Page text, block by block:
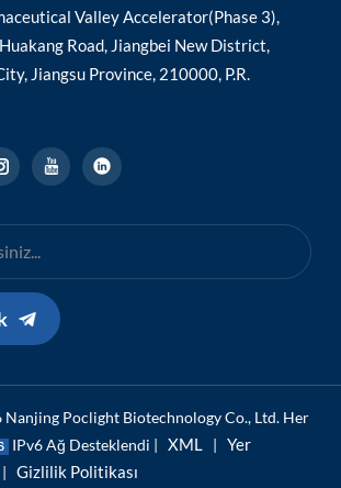
Valley Accelerator(Phase 3),
Road, Jiangbei New District,
Jiangsu Province, 210000, P.R.
Nanjing Poclight Biotechnology Co., Ltd. Her
IPv6 Ağ Desteklendi | XML | Yer
| Gizlilik Politikası